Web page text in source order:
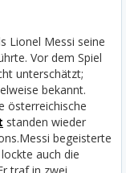
Lionel Messi seine
Vor dem Spiel
unterschätzt;
bekannt.
österreichische
standen wieder
Messi begeisterte
auch die